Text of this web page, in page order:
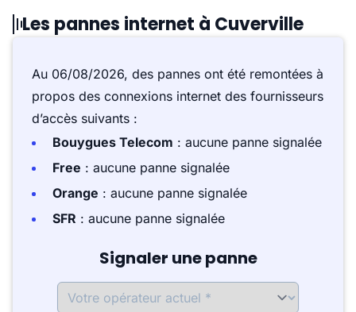
Les pannes internet à Cuverville
Au 06/08/2026, des pannes ont été remontées à
propos des connexions internet des fournisseurs
d’accès suivants :
Bouygues Telecom : aucune panne signalée
Free : aucune panne signalée
Orange : aucune panne signalée
SFR : aucune panne signalée
Signaler une panne